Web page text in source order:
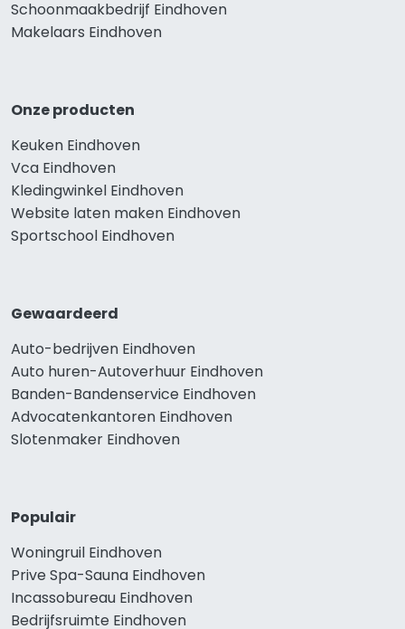
Schoonmaakbedrijf Eindhoven
Makelaars Eindhoven
Onze producten
Keuken Eindhoven
Vca Eindhoven
Kledingwinkel Eindhoven
Website laten maken Eindhoven
Sportschool Eindhoven
Gewaardeerd
Auto-bedrijven Eindhoven
Auto huren-Autoverhuur Eindhoven
Banden-Bandenservice Eindhoven
Advocatenkantoren Eindhoven
Slotenmaker Eindhoven
Populair
Woningruil Eindhoven
Prive Spa-Sauna Eindhoven
Incassobureau Eindhoven
Bedrijfsruimte Eindhoven